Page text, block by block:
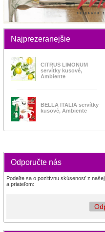
Najprezeranejšie
CITRUS LIMONUM
servítky kusové,
Ambiente
BELLA ITALIA servítky
kusové, Ambiente
Odporučte nás
Podeľte sa o pozitívnu skúsenosť z
a priateľom: